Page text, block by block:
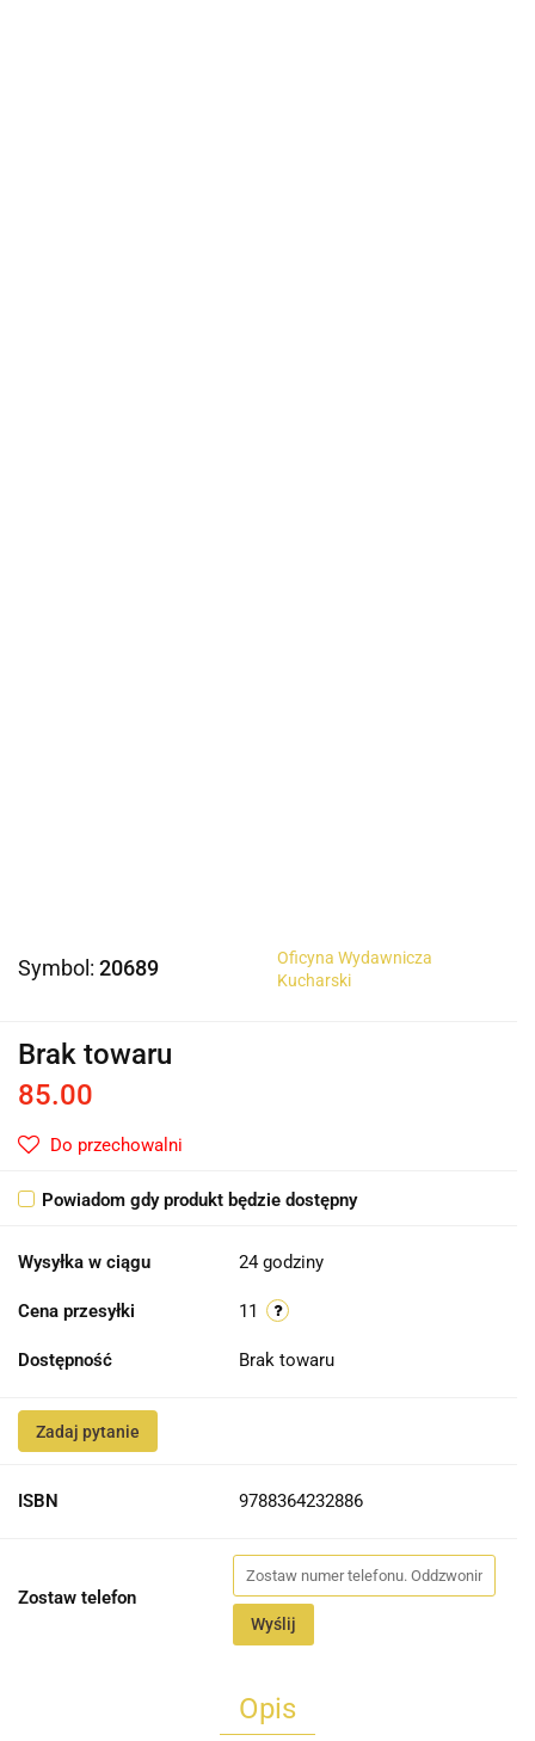
Symbol: 20689
Oficyna Wydawnicza
Kucharski
Brak towaru
85.00
Do przechowalni
Powiadom gdy produkt będzie dostępny
Wysyłka w ciągu 24 godziny
Cena przesyłki 11
Dostępność Brak towaru
Zadaj pytanie
ISBN 9788364232886
Zostaw telefon
Wyślij
Opis